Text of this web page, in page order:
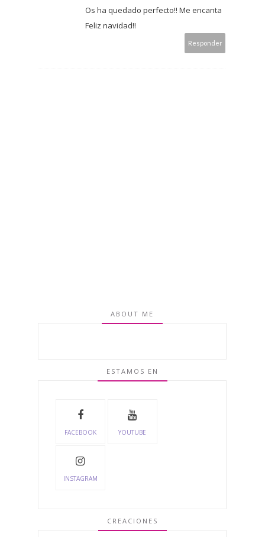
Os ha quedado perfecto!! Me encanta
Feliz navidad!!
Responder
ABOUT ME
ESTAMOS EN
FACEBOOK YOUTUBE
INSTAGRAM
CREACIONES